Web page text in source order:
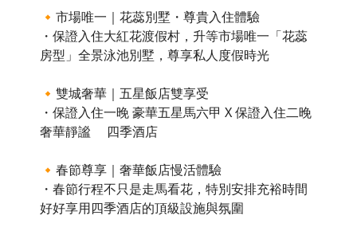
🔸市場唯一｜花蕊別墅・尊貴入住體驗
・保證入住大紅花渡假村，升等市場唯一「花蕊
房型」全景泳池別墅，尊享私人度假時光
🔸雙城奢華｜五星飯店雙享受
・保證入住一晚 豪華五星馬六甲 X 保證入住二晚
奢華靜謐 四季酒店
🔸春節尊享｜奢華飯店慢活體驗
・春節行程不只是走馬看花，特別安排充裕時間
好好享用四季酒店的頂級設施與氛圍